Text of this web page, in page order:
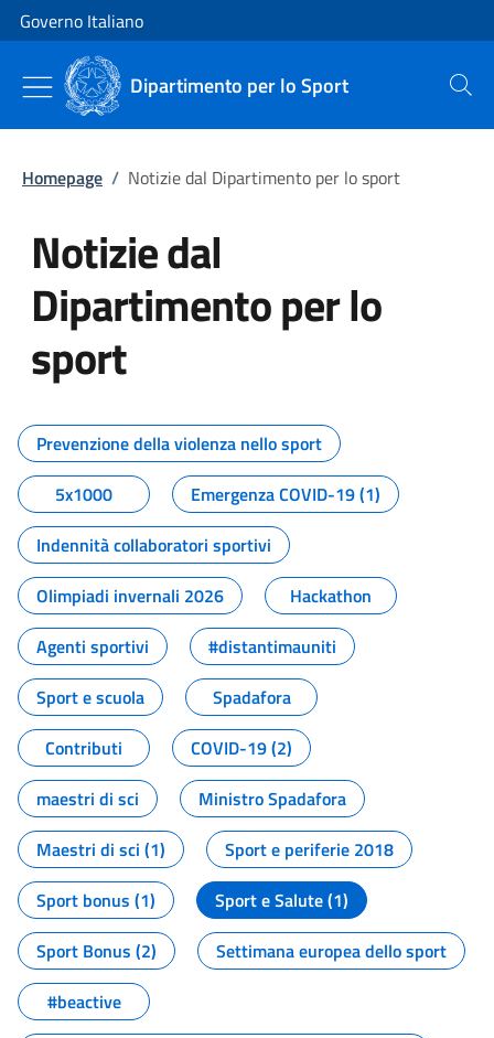
Vai al contenuto
Vai alla navigazione del sito
Governo Italiano
Dipartimento per lo Sport Cerca
Homepage / Notizie dal Dipartimento per lo sport
Notizie dal
Dipartimento per lo
sport
Tutti i contenuti della pagina
Prevenzione della violenza nello sport
5x1000
Emergenza COVID-19 (1)
Indennità collaboratori sportivi
Olimpiadi invernali 2026
Hackathon
Agenti sportivi
#distantimauniti
Sport e scuola
Spadafora
Contributi
COVID-19 (2)
maestri di sci
Ministro Spadafora
Maestri di sci (1)
Sport e periferie 2018
Sport bonus (1)
Sport e Salute (1)
Sport Bonus (2)
Settimana europea dello sport
#beactive